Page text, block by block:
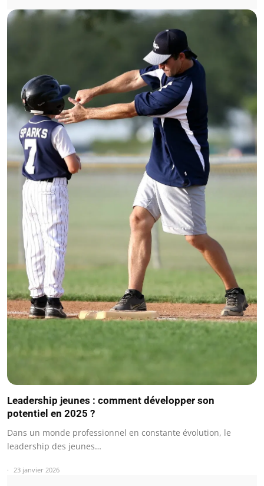
Leadership jeunes : comment développer son
potentiel en 2025 ?
Dans un monde professionnel en constante évolution, le
leadership des jeunes…
23 janvier 2026